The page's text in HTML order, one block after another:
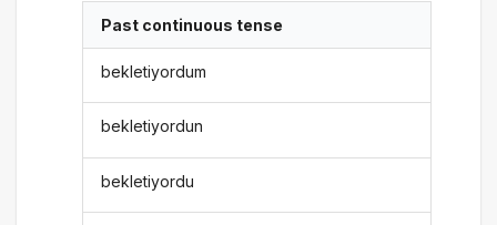
Past continuous tense
bekletiyordum
bekletiyordun
bekletiyordu